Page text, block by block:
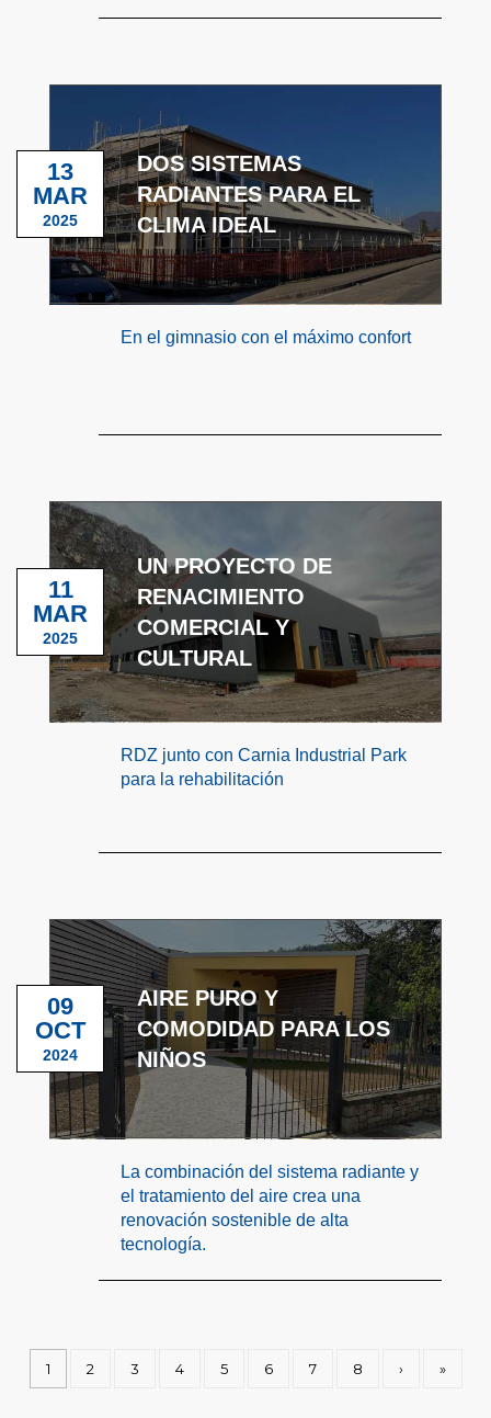
DOS SISTEMAS
RADIANTES PARA EL
CLIMA IDEAL
13
MAR
2025
En el gimnasio con el máximo confort
UN PROYECTO DE
RENACIMIENTO
COMERCIAL Y
CULTURAL
11
MAR
2025
RDZ junto con Carnia Industrial Park
para la rehabilitación
AIRE PURO Y
COMODIDAD PARA LOS
NIÑOS
09
OCT
2024
La combinación del sistema radiante y
el tratamiento del aire crea una
renovación sostenible de alta
tecnología.
1 2 3 4 5 6 7 8 › »